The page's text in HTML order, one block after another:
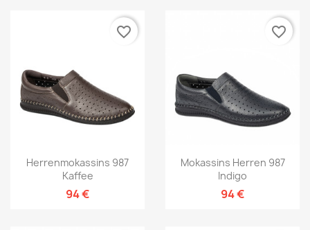
Herrenmokassins 987
Kaffee
94 €
favorite_border
Mokassins Herren 987
Indigo
94 €
favorite_border